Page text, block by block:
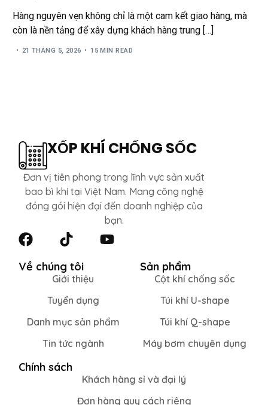
Hàng nguyên vẹn không chỉ là một cam kết giao hàng, mà
còn là nền tảng để xây dựng khách hàng trung […]
21 THÁNG 5, 2026 15 MIN READ
XỐP KHÍ CHỐNG SỐC
Đơn vị tiên phong trong lĩnh vực sản xuất
bao bì khí tại Việt Nam. Mang công nghệ
đóng gói hiện đại đến doanh nghiệp của
bạn.
Về chúng tôi
Giới thiệu
Tuyển dụng
Danh mục sản phẩm
Tin tức ngành
Sản phẩm
Cột khí chống sốc
Túi khí U-shape
Túi khí Q-shape
Máy bơm chuyên dụng
Chính sách
Khách hàng sỉ và đại lý
Đơn hàng quy cách riêng